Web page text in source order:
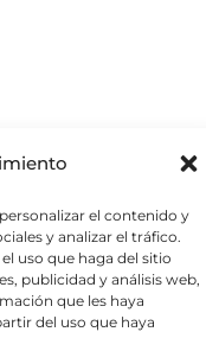
el contenido y
y analizar el tráfico.
uso que haga del sitio
publicidad y análisis web,
que les haya
del uso que haya